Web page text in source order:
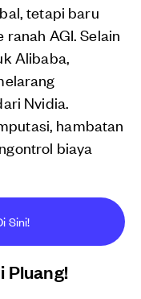
tetapi baru
AGI. Selain
Alibaba,
Nvidia.
hambatan
biaya
Sini!
Pluang!